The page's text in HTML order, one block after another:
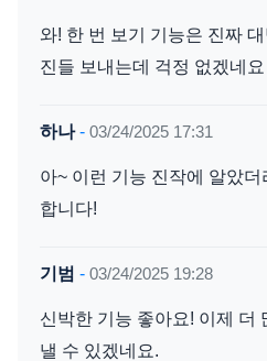
와! 한 번 보기 기능은 진짜
진들 보내는데 걱정 없겠네요
하나- 03/24/2025 17:31
아~ 이런 기능 진작에 알았
합니다!
기범 - 03/24/2025 19:28
신박한 기능 좋아요! 이제 더
낼 수 있겠네요.